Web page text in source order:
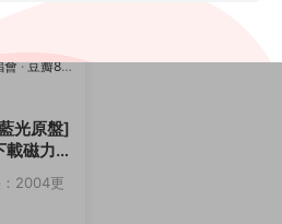
會·豆瓣8.2
光原盤]
磁力鏈
2004更